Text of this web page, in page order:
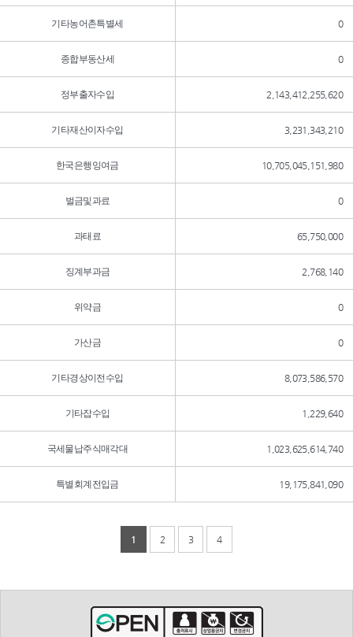
기타농어촌특별세 0
종합부동산세 0
정부출자수입 2,143,412,255,620
기타재산이자수입 3,231,343,210
한국은행잉여금 10,705,045,151,980
벌금및과료 0
과태료 65,750,000
징계부과금 2,768,140
위약금 0
가산금 0
기타경상이전수입 8,073,586,570
기타잡수입 1,229,640
국세물납주식매각대 1,023,625,614,740
특별회계전입금 19,175,841,090
1 2 3 4